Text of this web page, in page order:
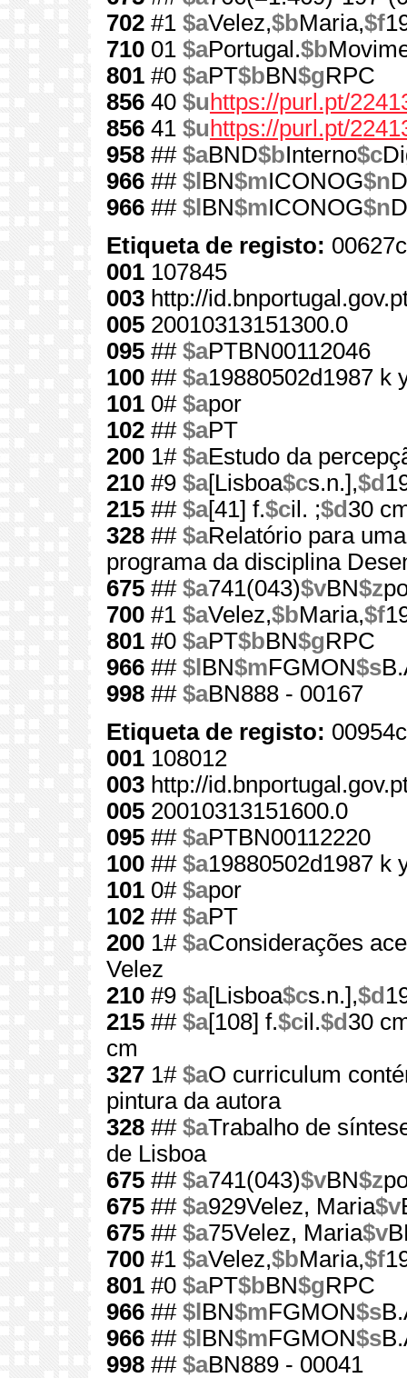
702 #1 $aVelez,$bMaria,$f
710 01 $aPortugal.$b
801 #0 $aPT$bBN$gRPC
856 40 $u https://purl.pt/
856 41 $u https://purl.pt/
958 ## $aBND$bInterno$c
966 ## $l BN$mICONOG$n
966 ## $l BN$mICONOG$n
Etiqueta de registo:
001 107845
003 http://
005 20010313151300.0
095 ## $aPTBN00112046
100 ## $a19880502d1987 k
101 0# $apor
102 ## $aPT
200 1# $aEstudo da
210 #9 $a[Lisboa$cs.n.],$d
215 ## $a[41] f.$cil. ;$d 30
328 ## $aRelatório para
programa da disciplina
675 ## $a741(043)$vBN$z
700 #1 $aVelez,$bMaria,$f
801 #0 $aPT$bBN$gRPC
966 ## $l BN$mFGMON$s
998 ## $aBN888 - 00167
Etiqueta de registo:
001 108012
003 http://
005 20010313151600.0
095 ## $aPTBN00112220
100 ## $a19880502d1987 k
101 0# $apor
102 ## $aPT
200 1# $aConsiderações
Velez
210 #9 $a[Lisboa$cs.n.],$d
215 ## $a[108] f.$cil.$d 30
cm
327 1# $aO curriculum
pintura da autora
328 ## $aTrabalho de
de Lisboa
675 ## $a741(043)$vBN$z
675 ## $a929Velez, Maria$v
675 ## $a75Velez, Maria$v
700 #1 $aVelez,$bMaria,$f
801 #0 $aPT$bBN$gRPC
966 ## $l BN$mFGMON$s
966 ## $l BN$mFGMON$s
998 ## $aBN889 - 00041